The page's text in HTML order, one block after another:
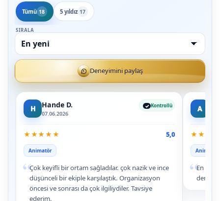
Tümü 18 5 yıldız 17
SIRALA
Deneyimini paylaş
H Hande D.
07.06.2026
Kontrollü
★★★★★ 5,0
Animatör
“Çok keyifli bir ortam sağladılar. çok nazik ve ince
düşünceli bir ekiple karşılaştık. Organizasyon
öncesi ve sonrası da çok ilgiliydiler. Tavsiye
ederim.
A
★★
Animatör
“En